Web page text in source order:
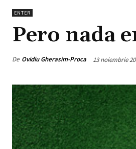
ENTER
Pero nada
De Ovidiu Gherasim-Proca 13 noiembrie